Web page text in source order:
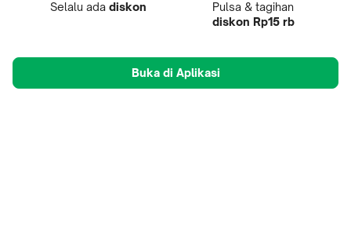
Selalu ada diskon
Pulsa & tagihan
diskon Rp15 rb
Buka di Aplikasi